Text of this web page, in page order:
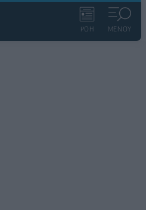
ΡΟΗ ΜΕΝΟΥ